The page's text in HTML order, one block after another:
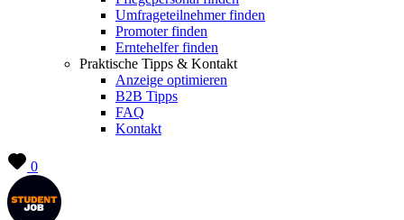
Umfrageteilnehmer finden
Promoter finden
Erntehelfer finden
Praktische Tipps & Kontakt
Anzeige optimieren
B2B Tipps
FAQ
Kontakt
0